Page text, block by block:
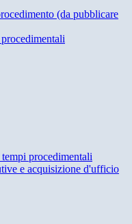
(da pubblicare
procedimentali
e acquisizione d'ufficio